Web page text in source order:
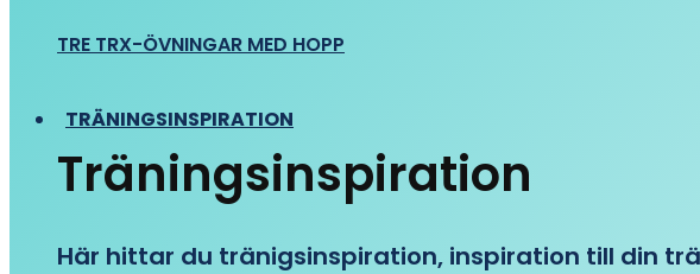
TRE TRX-ÖVNINGAR MED HOPP
TRÄNINGSINSPIRATION
Träningsinspiration
Här hittar du tränigsinspiration, inspiration till din